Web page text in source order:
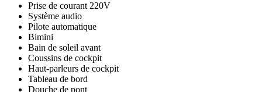
Prise de courant 220V
Système audio
Pilote automatique
Bimini
Bain de soleil avant
Coussins de cockpit
Haut-parleurs de cockpit
Tableau de bord
Douche de pont